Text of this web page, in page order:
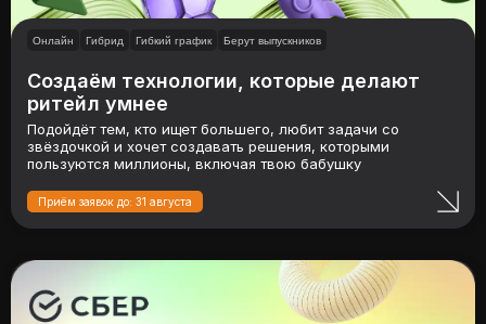
Онлайн Гибрид Гибкий график Берут выпускников
Создаём технологии, которые делают
ритейл умнее
Подойдёт тем, кто ищет большего, любит задачи со
звёздочкой и хочет создавать решения, которыми
пользуются миллионы, включая твою бабушку
Приём заявок до: 31 августа